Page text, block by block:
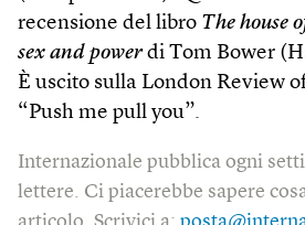
recensione del libro The house
sex and powerdi Tom Bower
È uscito sulla London Review
“Push me pull you”.
Internazionale pubblica ogni
lettere. Ci piacerebbe sapere